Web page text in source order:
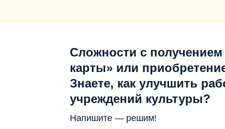
Сложности с
карты» или
Знаете, как улучшить
учреждений культуры?
Напишите — решим!